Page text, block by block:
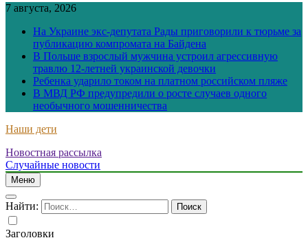
7 августа, 2026
На Украине экс-депутата Рады приговорили к тюрьме за
публикацию компромата на Байдена
В Польше взрослый мужчина устроил агрессивную
травлю 12-летней украинской девочки
Ребенка ударило током на платном российском пляже
В МВД РФ предупредили о росте случаев одного
необычного мошенничества
Наши дети
Новостная рассылка
Случайные новости
Меню
Найти:
Заголовки